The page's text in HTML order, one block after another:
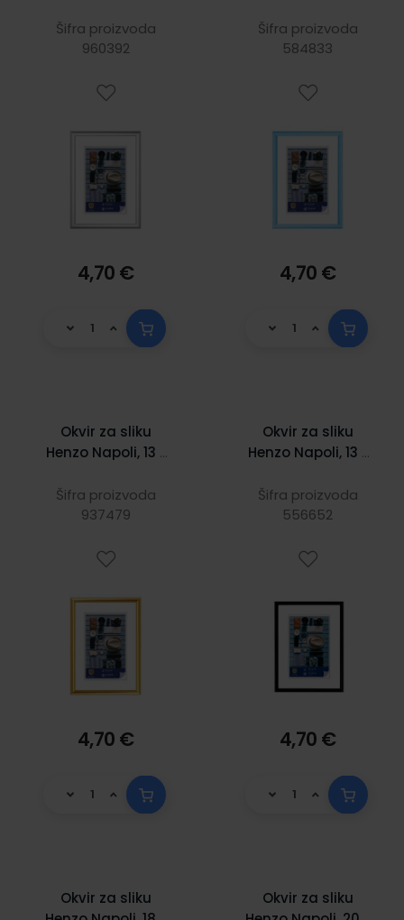
Šifra proizvoda
960392
4,70 €
plavi
Šifra proizvoda
584833
4,70 €
Okvir za sliku
Henzo Napoli, 13 x
Šifra proizvoda
937479
4,70 €
Okvir za sliku
Henzo Napoli, 13 x
Šifra proizvoda
556652
4,70 €
Okvir za sliku
Okvir za sliku